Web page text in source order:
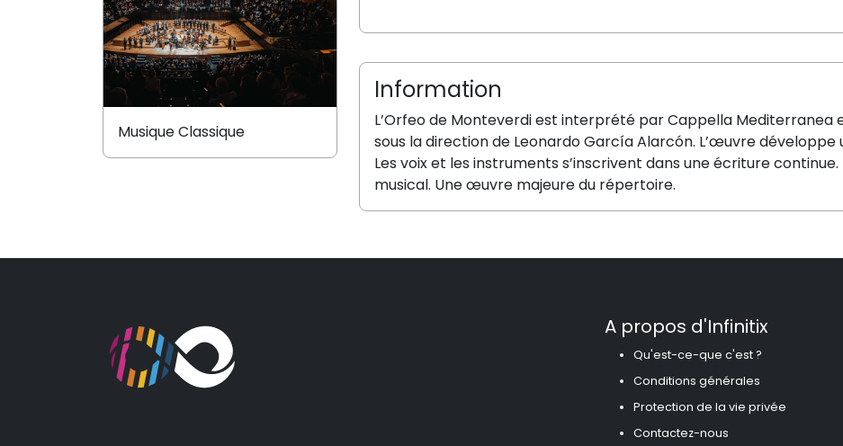
Information
L’Orfeo de Monteverdi est interprété par Cappella
sous la direction de Leonardo García Alarcón. L’œuvre
Les voix et les instruments s’inscrivent dans une écriture
musical. Une œuvre majeure du répertoire.
Musique Classique
A propos d'Infinitix
Qu'est-ce-que c'est ?
Conditions générales
Protection de la vie privée
Contactez-nous